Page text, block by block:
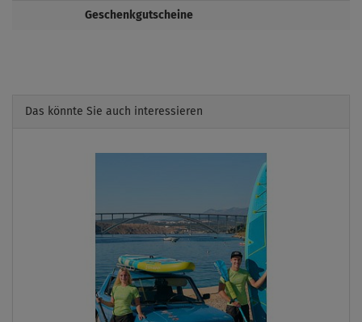
Geschenkgutscheine
Das könnte Sie auch interessieren